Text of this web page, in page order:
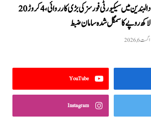
دالبندین میں سیکیورٹی فورسز کی بڑی کارروائی، 4 کروڑ 20
لاکھ روپے کا سمگل شدہ سامان ضبط
اگست 6, 2026
YouTube
Instagram